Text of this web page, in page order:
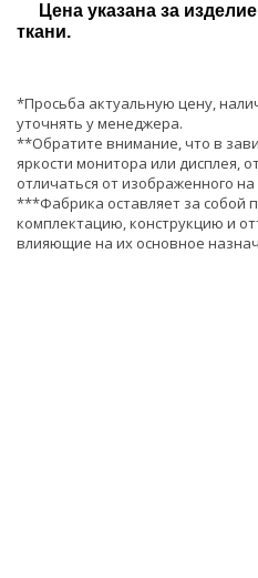
Цена указана за
ткани.
*Просьба актуальную цену,
уточнять у менеджера.
**Обратите внимание, что в
яркости монитора или дисплея,
отличаться от изображенного
***Фабрика оставляет за собой
комплектацию, конструкцию и
влияющие на их основное